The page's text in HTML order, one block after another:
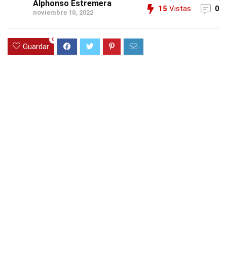
Alphonso Estremera
noviembre 10, 2022 15 Vistas 0
Guardar
0